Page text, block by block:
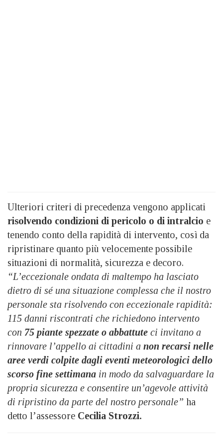
Ulteriori criteri di precedenza vengono applicati
risolvendo condizioni di pericolo o di intralcio e
tenendo conto della rapidità di intervento, così da
ripristinare quanto più velocemente possibile
situazioni di normalità, sicurezza e decoro.
“L’eccezionale ondata di maltempo ha lasciato
dietro di sé una situazione complessa che il nostro
personale sta risolvendo con eccezionale rapidità:
115 danni riscontrati che richiedono intervento
con 75 piante spezzate o abbattute ci invitano a
rinnovare l’appello ai cittadini a non recarsi nelle
aree verdi colpite dagli eventi meteorologici dello
scorso fine settimana in modo da salvaguardare la
propria sicurezza e consentire un’agevole attività
di ripristino da parte del nostro personale” ha
detto l’assessore Cecilia Strozzi.